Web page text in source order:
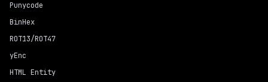
Punycode
BinHex
ROT13/ROT47
yEnc
HTML Entity